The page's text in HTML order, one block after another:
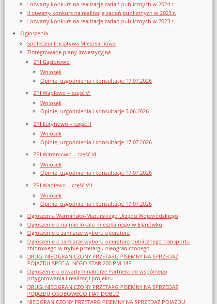
I otwarty konkurs na realizację zadań publicznych w 2024 r.
II otwarty konkurs na realizację zadań publicznych w 2023 r.
I otwarty konkurs na realizację zadań publicznych w 2023 r.
Ogłoszenia
Społeczna Inicjatywa Mieszkaniowa
Zintegrowane plany inwestycyjne
ZPI Gąsiorowo
Wniosek
Opinie, uzgodnienia i konsultacje 17.07.2026
ZPI Waplewo – część VI
Wniosek
Opinie, uzgodnienia i konsultacje 5.06.2026
ZPI Łutynowo – część II
Wniosek
Opinie, uzgodnienia i konsultacje 17.07.2026
ZPI Witramowo – część VI
Wniosek
Opinie, uzgodnienia i konsultacje 17.07.2026
ZPI Waplewo – część VII
Wniosek
Opinie, uzgodnienia i konsultacje 17.07.2026
Ogłoszenia Warmińsko-Mazurskiego Urzędu Wojewódzkiego
Ogłoszenie o najmie lokalu mieszkalnego w Elgnówku
Ogłoszenie o zamiarze wyboru operatora
Ogłoszenie o zamiarze wyboru operatora publicznego transportu
zbiorowego w trybie przetargu nieograniczonego
DRUGI NIEOGRANICZONY PRZETARG PISEMNY NA SPRZEDAŻ
POJAZDU SPECJALNEGO STAR 200 PM 18P
Ogłoszenie o otwartym naborze Partnera do wspólnego
przygotowania i realizacji projektu
DRUGI NIEOGRANICZONY PRZETARG PISEMNY NA SPRZEDAŻ
POJAZDU OSOBOWEGO FIAT DOBLO
NIEOGRANICZONY PRZETARG PISEMNY NA SPRZEDAŻ POJAZDU